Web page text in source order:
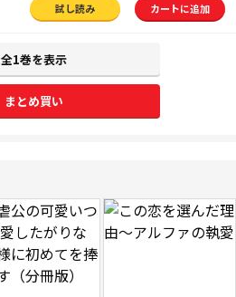
試し読み カートに追加
全1巻を表示
まとめ買い